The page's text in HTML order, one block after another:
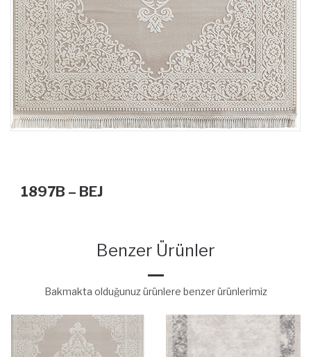
1897B – BEJ
Benzer Ürünler
Bakmakta olduğunuz ürünlere benzer ürünlerimiz